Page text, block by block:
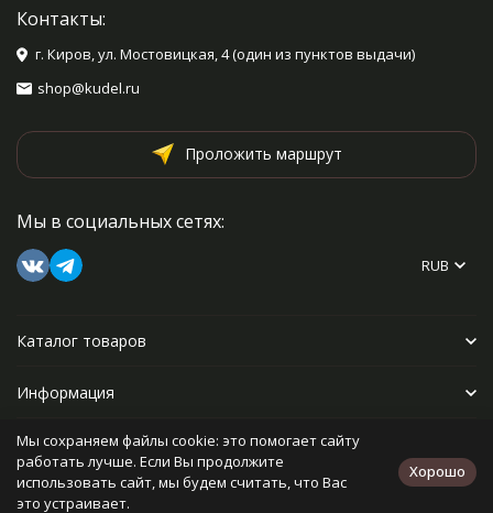
Контакты:
г. Киров, ул. Мостовицкая, 4 (один из пунктов выдачи)
shop@kudel.ru
Проложить маршрут
Мы в социальных сетях:
RUB
Каталог товаров
Информация
Прочее
Мы сохраняем файлы cookie: это помогает сайту
работать лучше. Если Вы продолжите
использовать сайт, мы будем считать, что Вас
это устраивает.
Хорошо